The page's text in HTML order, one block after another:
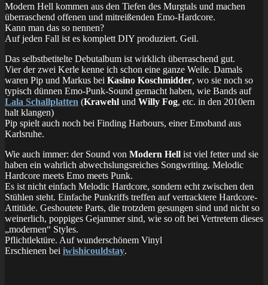
Modern Hell kommen aus den Tiefen des Murgtals und machen
überraschend offenen und mitreißenden Emo-Hardcore.
Kann man das so nennen?
Auf jeden Fall ist es komplett DIY produziert. Geil.
Das selbstbetitelte Debutalbum ist wirklich überraschend gut.
Vier der zwei Kerle kenne ich schon eine ganze Weile. Damals
waren Pip und Markus bei Kasino Koschmidder, wo sie noch so
typisch dünnen Emo-Punk-Sound gemacht haben, wie Bands auf
Lala Schallplatten (Krawehl und Willy Fog, etc. in den 2010ern
halt klangen)
Pip spielt auch noch bei Finding Harbours, einer Emoband aus
Karlsruhe.
Wie auch immer: der Sound von Modern Hell ist viel fetter und sie
haben ein wahrlich abwechslungsreiches Songwriting. Melodic
Hardcore meets Emo meets Punk.
Es ist nicht einfach Melodic Hardcore, sondern echt zwischen den
Stühlen steht. Einfache Punkriffs treffen auf vertracktere Hardcore-
Attitüde. Geshoutete Parts, die trotzdem gesungen sind und nicht so
weinerlich, poppiges Gejammer sind, wie so oft bei Vertretern dieses
„modernen“ Styles.
Pflichtlektüre. Auf wunderschönem Vinyl
Erschienen bei iwishicouldstay.